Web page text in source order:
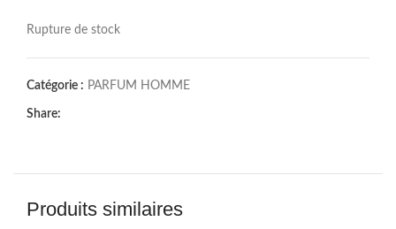
Rupture de stock
Catégorie : PARFUM HOMME
Share:
Produits similaires